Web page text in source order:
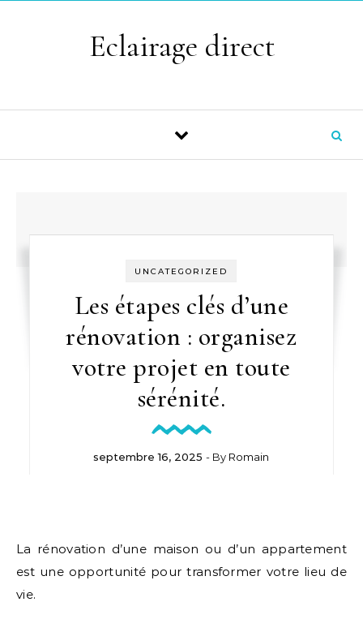
Eclairage direct
UNCATEGORIZED
Les étapes clés d’une
rénovation : organisez
votre projet en toute
sérénité.
septembre 16, 2025 - By Romain
La rénovation d’une maison ou d’un appartement
est une opportunité pour transformer votre lieu de
vie.